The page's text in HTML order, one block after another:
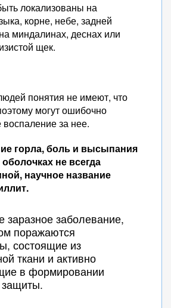
локализованы на
корне, небе, задней
миндалинах, деснах или
щек.
понятия не имеют, что
могут ошибочно
за нее.
горла, боль и высыпания
не всегда
научное название
заразное заболевание,
поражаются
состоящие из
ткани и активно
в формировании